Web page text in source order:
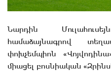
Նարդին
համաձայնագրով
փոխչեմպիոն
միացել բոսնիական